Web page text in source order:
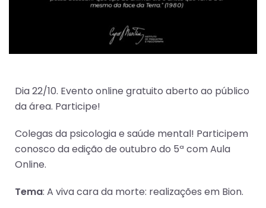
Dia 22/10. Evento online gratuito aberto ao público
da área. Participe!
Colegas da psicologia e saúde mental! Participem
conosco da edição de outubro do 5ª com Aula
Online.
Tema: A viva cara da morte: realizações em Bion.